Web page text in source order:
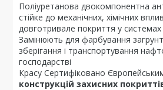
Поліуретанова двокомпонентна
стійке до механічних, хімічних
довготривале покриття у
Замінюють для фарбування
зберігання і транспортування
господарстві
Красу Сертифіковано
конструкцій захисних